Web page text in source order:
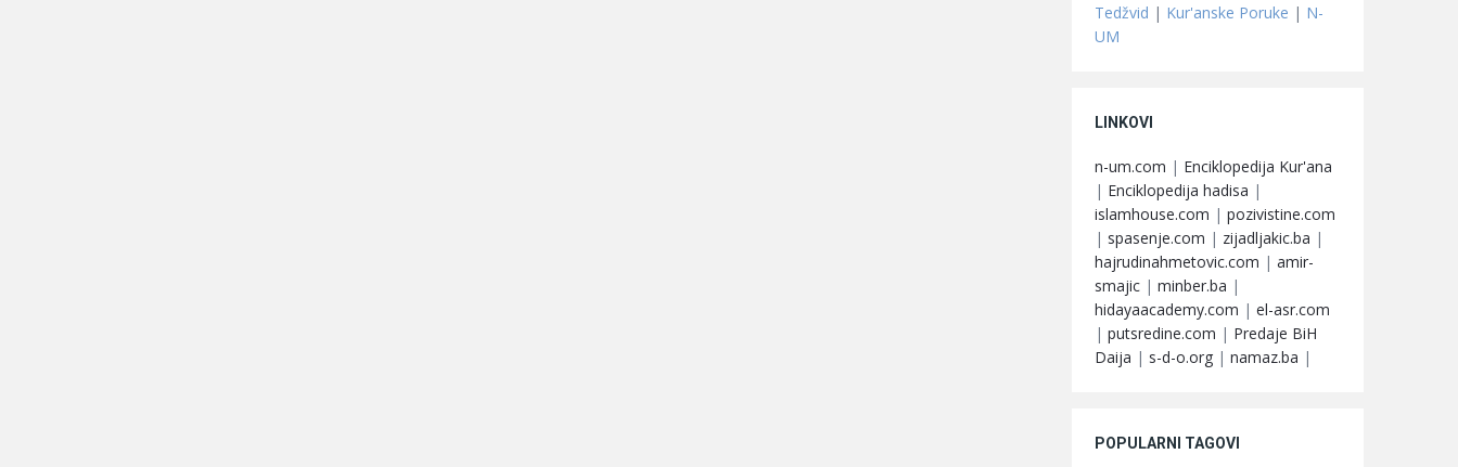
Tedžvid | Kur'anske Poruke | N-
UM
LINKOVI
n-um.com | Enciklopedija Kur'ana
| Enciklopedija hadisa |
islamhouse.com | pozivistine.com
| spasenje.com | zijadljakic.ba |
hajrudinahmetovic.com | amir-
smajic | minber.ba |
hidayaacademy.com | el-asr.com
| putsredine.com | Predaje BiH
Daija | s-d-o.org | namaz.ba |
POPULARNI TAGOVI